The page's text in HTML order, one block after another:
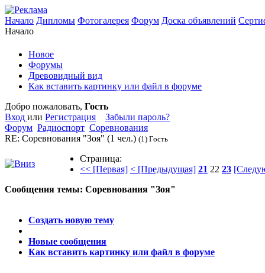
Начало Дипломы Фотогалерея Форум Доска объявлений
Начало
Новое
Форумы
Древовидный вид
Как вставить картинку или файл в форуме
Добро пожаловать, Гость
Вход или Регистрация
Забыли пароль?
Форум Радиоспорт Соревнования
RE: Соревнования "Зоя" (1 чел.) (1) Гость
Страница:
<< [Первая] < [Предыдущая] 21 22 23
Сообщения темы: Соревнования "Зоя"
Создать новую тему
Новые сообщения
Как вставить картинку или файл в форуме